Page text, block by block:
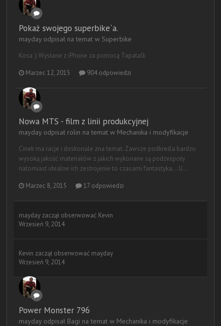
Pokaż swojego superbike`a.
mayday odpisał na temat w Superbike
Kosa :) Wysłane z iPhone za pomocą Tapatalk
Marzec 12, 2015 904 odpowiedzi
Nowa MTS - film z linii produkcyjnej
mayday odpisał rolin na temat w Mechanika i modyfikacje
Cinek ma racje i doskonale zna temat. Zawsze podkreśla bardzo
wysoką jakość materiałów z jakich wykonane są podzespoły
natomiast idealne ich zestrojenie to czasami fantastyka... U...
Marzec 8, 2015 17 odpowiedzi
mayday zaczął obserwować Kevin
Wrzesień 9, 2014
Kevin zaczął obserwować mayday
Wrzesień 9, 2014
Power Monster 796
mayday odpisał Bagi na temat w Mechanika i modyfikacje